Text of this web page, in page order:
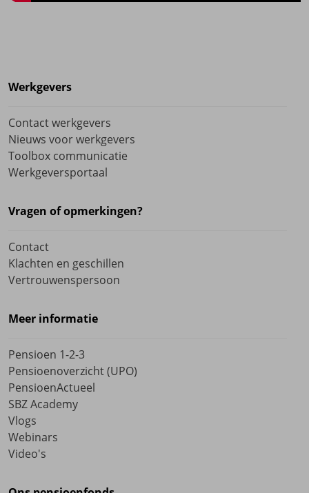
Werkgevers
Contact werkgevers
Nieuws voor werkgevers
Toolbox communicatie
Werkgeversportaal
Vragen of opmerkingen?
Contact
Klachten en geschillen
Vertrouwenspersoon
Meer informatie
Pensioen 1-2-3
Pensioenoverzicht (UPO)
PensioenActueel
SBZ Academy
Vlogs
Webinars
Video's